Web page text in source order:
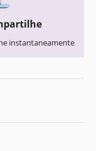
instantaneamente